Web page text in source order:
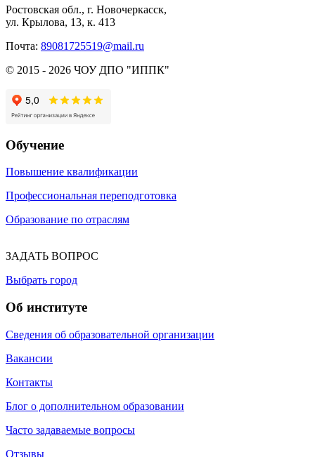
Ростовская обл., г. Новочеркасск,
ул. Крылова, 13, к. 413
Почта: 89081725519@mail.ru
© 2015 - 2026 ЧОУ ДПО "ИППК"
Обучение
Повышение квалификации
Профессиональная переподготовка
Образование по отраслям
ЗАДАТЬ ВОПРОС
Выбрать город
Об институте
Сведения об образовательной организации
Вакансии
Контакты
Блог о дополнительном образовании
Часто задаваемые вопросы
Отзывы